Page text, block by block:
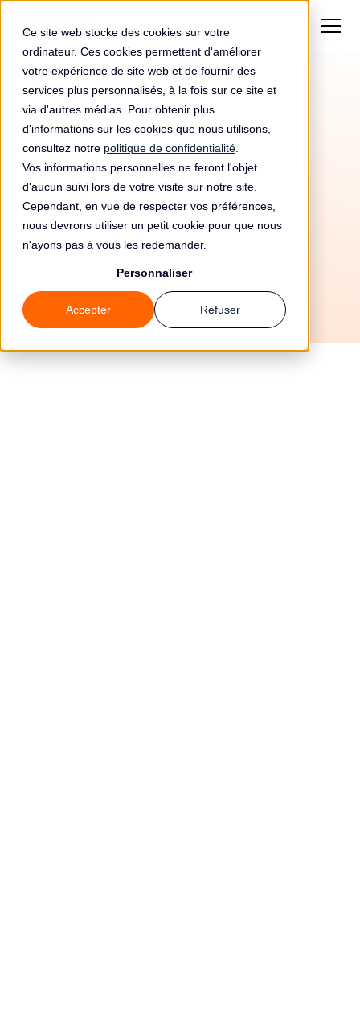
Ce site web stocke des cookies sur votre
ordinateur. Ces cookies permettent d'améliorer
votre expérience de site web et de fournir des
services plus personnalisés, à la fois sur ce site et
via d'autres médias. Pour obtenir plus
d'informations sur les cookies que nous utilisons,
consultez notre politique de confidentialité
Vos informations personnelles ne feront l'objet
d'aucun suivi lors de votre visite sur notre site.
Cependant, en vue de respecter vos préférences,
nous devrons utiliser un petit cookie pour que nous
n'ayons pas à vous les redemander.
Personnaliser
Accepter Refuser
12/5/2026
Tous les guides
📚 Notions de base